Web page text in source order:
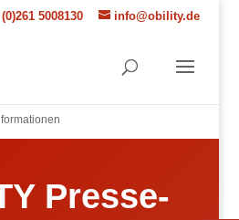
5008130 info@obility.de
Presse-